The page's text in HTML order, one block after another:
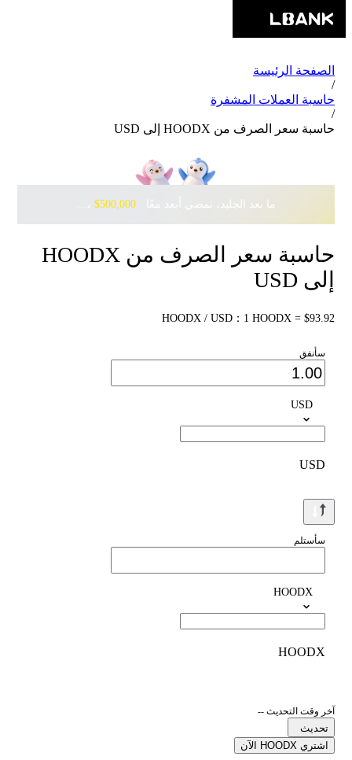
الصفحة الرئيسة
/
حاسبة العملات المشفرة
/
حاسبة سعر الصرف من HOODX إلى USD
ما بعد الجليد، نمضي أبعد معًا · ‎ $500,000بانتظارك مع Pudgy Penguins
حاسبة سعر الصرف من HOODX
إلى USD
HOODX / USD：1 HOODX = $93.92
سأنفق
USD
USD
سأستلم
HOODX
HOODX
آخر وقت التحديث --
تحديث
اشتري HOODX الآن